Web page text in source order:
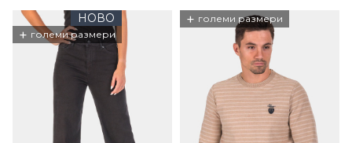
НОВО
+ големи размери
+ големи размери